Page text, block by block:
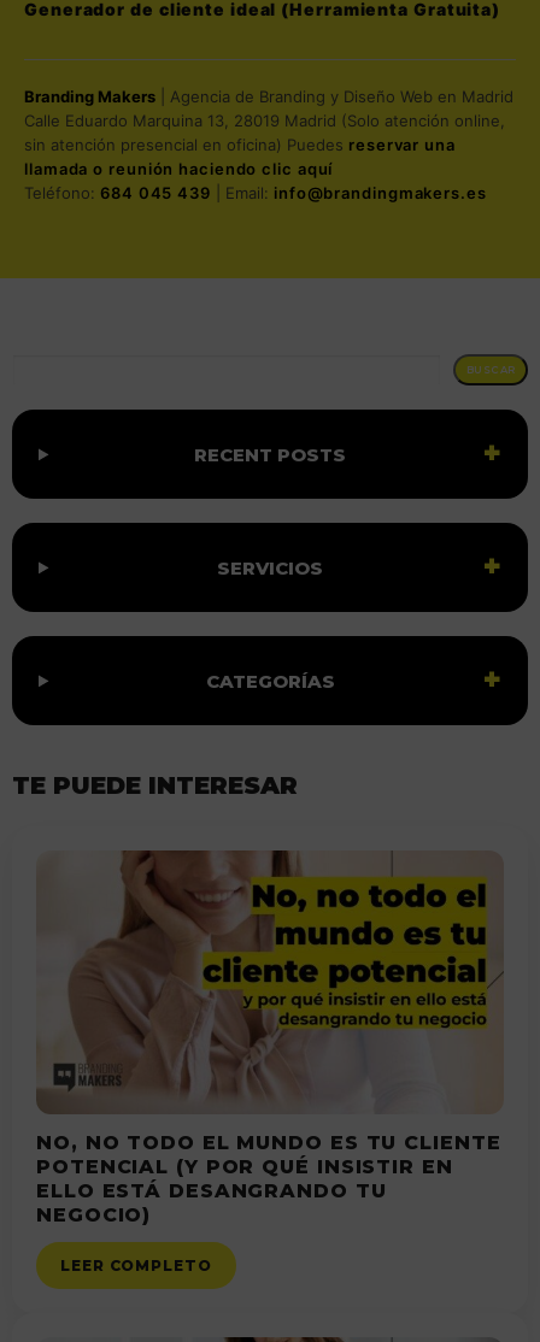
Generador de cliente ideal (Herramienta Gratuita)
Branding Makers | Agencia de Branding y Diseño Web en Madrid
Calle Eduardo Marquina 13, 28019 Madrid (Solo atención online,
sin atención presencial en oficina) Puedes reservar una
llamada o reunión haciendo clic aquí
Teléfono: 684 045 439 | Email: info@brandingmakers.es
BUSCAR
RECENT POSTS
SERVICIOS
CATEGORÍAS
TE PUEDE INTERESAR
NO, NO TODO EL MUNDO ES TU CLIENTE
POTENCIAL (Y POR QUÉ INSISTIR EN
ELLO ESTÁ DESANGRANDO TU
NEGOCIO)
LEER COMPLETO